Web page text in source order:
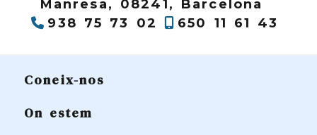
Manresa, 08241, Barcelona
938 75 73 02
650 11 61 43
Coneix-nos
On estem